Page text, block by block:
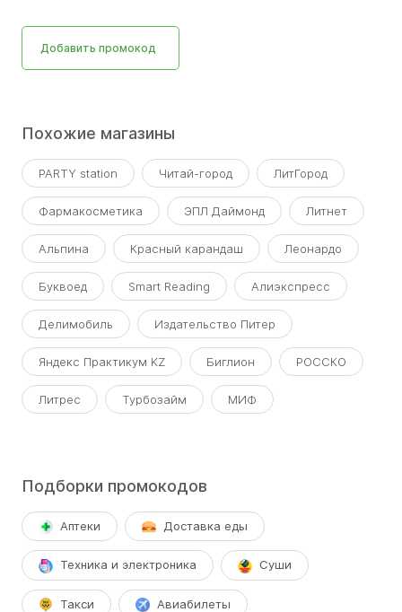
Добавить промокод
Похожие магазины
PARTY station Читай-город ЛитГород
Фармакосметика ЭПЛ Даймонд Литнет
Альпина Красный карандаш Леонардо
Буквоед Smart Reading Алиэкспресс
Делимобиль Издательство Питер
Яндекс Практикум KZ Биглион РОССКО
Литрес Турбозайм МИФ
Подборки промокодов
Аптеки Доставка еды
Техника и электроника Суши
Такси Авиабилеты